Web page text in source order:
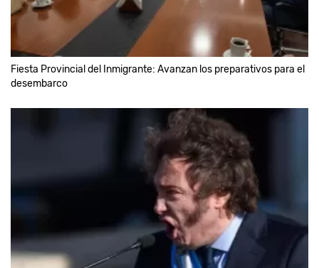
Fiesta Provincial del Inmigrante: Avanzan los preparativos para el
desembarco